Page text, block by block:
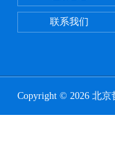
联系我们
Copyright © 2026 北京